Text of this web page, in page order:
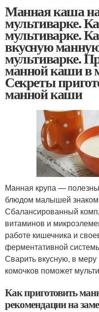
Манная каша
мультиварке.
мультиварке.
вкусную
мультиварке.
манной каши в
Секреты
манной каши
Манная крупа —
блюдом малышей
Сбалансированный
витаминов и
работе кишечника и
ферментативной
Сварить вкусную, в
комочков поможет
Как приготовить
рекомендации на